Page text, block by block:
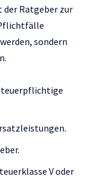
Ratgeber zur
sondern
V oder